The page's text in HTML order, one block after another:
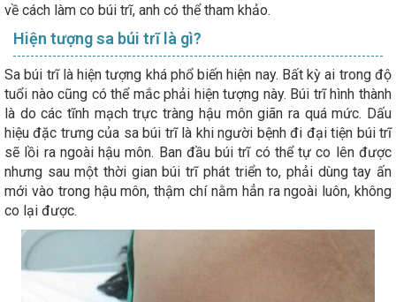
về cách làm co búi trĩ, anh có thể tham khảo.
Hiện tượng sa búi trĩ là gì?
Sa búi trĩ là hiện tượng khá phổ biến hiện nay. Bất kỳ ai trong độ
tuổi nào cũng có thể mắc phải hiện tượng này. Búi trĩ hình thành
là do các tĩnh mạch trực tràng hậu môn giãn ra quá mức. Dấu
hiệu đặc trưng của sa búi trĩ là khi người bệnh đi đại tiện búi trĩ
sẽ lồi ra ngoài hậu môn. Ban đầu búi trĩ có thể tự co lên được
nhưng sau một thời gian búi trĩ phát triển to, phải dùng tay ấn
mới vào trong hậu môn, thậm chí nằm hẳn ra ngoài luôn, không
co lại được.